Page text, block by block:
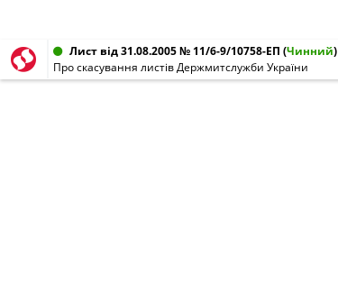
Лист від 31.08.2005 № 11/6-9/10758-ЕП (Чинний)
Про скасування листів Держмитслужби України